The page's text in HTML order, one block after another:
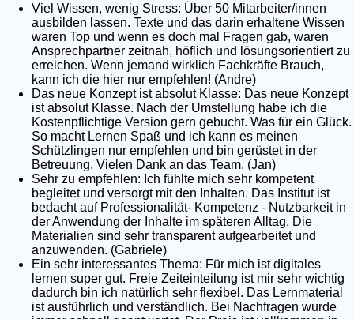
Viel Wissen, wenig Stress: Über 50 Mitarbeiter/innen
ausbilden lassen. Texte und das darin erhaltene Wissen
waren Top und wenn es doch mal Fragen gab, waren
Ansprechpartner zeitnah, höflich und lösungsorientiert zu
erreichen. Wenn jemand wirklich Fachkräfte Brauch,
kann ich die hier nur empfehlen! (Andre)
Das neue Konzept ist absolut Klasse: Das neue Konzept
ist absolut Klasse. Nach der Umstellung habe ich die
Kostenpflichtige Version gern gebucht. Was für ein Glück.
So macht Lernen Spaß und ich kann es meinen
Schützlingen nur empfehlen und bin gerüstet in der
Betreuung. Vielen Dank an das Team. (Jan)
Sehr zu empfehlen: Ich fühlte mich sehr kompetent
begleitet und versorgt mit den Inhalten. Das Institut ist
bedacht auf Professionalität- Kompetenz - Nutzbarkeit in
der Anwendung der Inhalte im späteren Alltag. Die
Materialien sind sehr transparent aufgearbeitet und
anzuwenden. (Gabriele)
Ein sehr interessantes Thema: Für mich ist digitales
lernen super gut. Freie Zeiteinteilung ist mir sehr wichtig
dadurch bin ich natürlich sehr flexibel. Das Lernmaterial
ist ausführlich und verständlich. Bei Nachfragen wurde